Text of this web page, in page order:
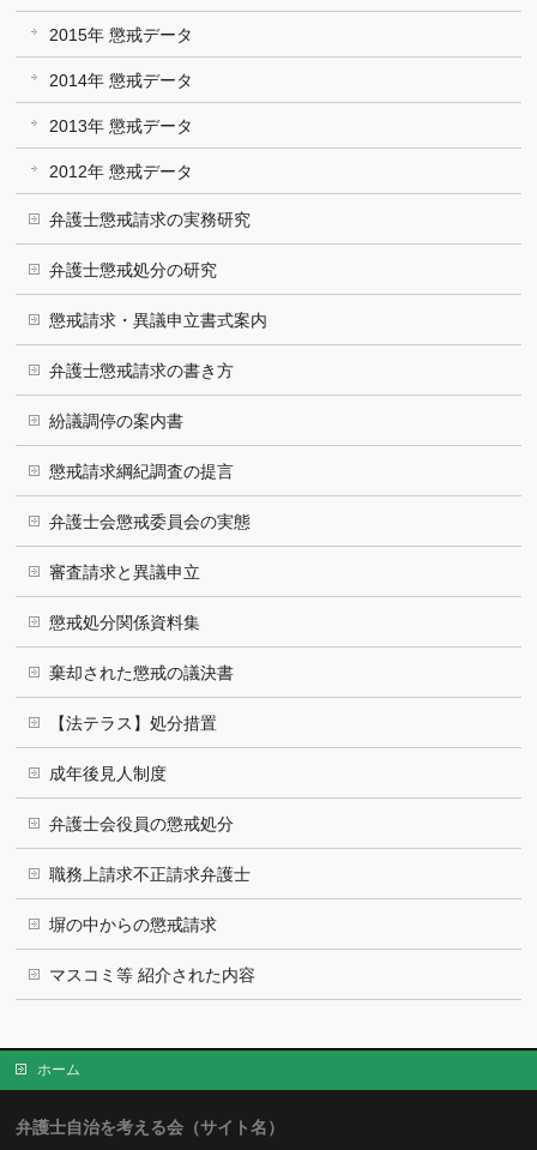
2015年 懲戒データ
2014年 懲戒データ
2013年 懲戒データ
2012年 懲戒データ
弁護士懲戒請求の実務研究
弁護士懲戒処分の研究
懲戒請求・異議申立書式案内
弁護士懲戒請求の書き方
紛議調停の案内書
懲戒請求綱紀調査の提言
弁護士会懲戒委員会の実態
審査請求と異議申立
懲戒処分関係資料集
棄却された懲戒の議決書
【法テラス】処分措置
成年後見人制度
弁護士会役員の懲戒処分
職務上請求不正請求弁護士
塀の中からの懲戒請求
マスコミ等 紹介された内容
ホーム
弁護士自治を考える会（サイト名）